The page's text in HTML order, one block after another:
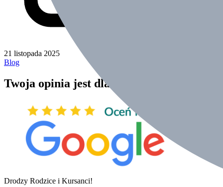
21 listopada 2025
Blog
Twoja opinia jest dla nas ważna
Drodzy Rodzice i Kursanci!